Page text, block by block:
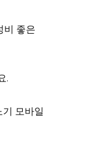
비 좋은
.
모바일